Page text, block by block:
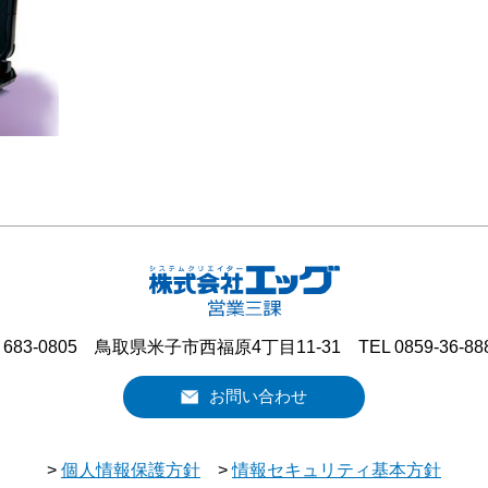
683-0805 鳥取県米子市西福原4丁目11-31 TEL 0859-36-
お問い合わせ
> 個人情報保護方針 >情報セキュリティ基本方針